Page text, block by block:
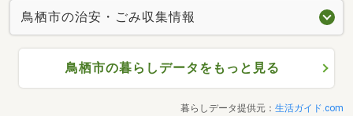
鳥栖市の治安・ごみ収集情報
鳥栖市の暮らしデータをもっと見る
暮らしデータ提供元： 生活ガイド.com